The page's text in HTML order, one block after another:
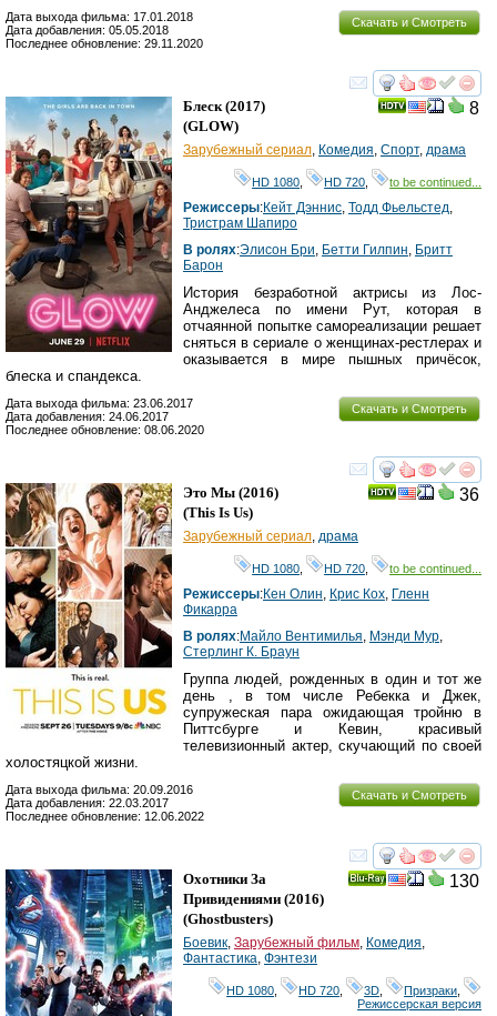
Скачать и Смотреть
Дата выхода фильма: 17.01.2018
Дата добавления: 05.05.2018
Последнее обновление: 29.11.2020
смотреть
8
Блеск(2017)
(GLOW)
Зарубежный сериал, Комедия, Спорт, драма
HD 1080 HD 720 to be continued...
Режиссеры:Кейт Дэннис, Тодд Фьельстед,
Тристрам Шапиро
В ролях:Элисон Бри, Бетти Гилпин, Бритт
Барон
История безработной актрисы из Лос-
Анджелеса по имени Рут, которая в
отчаянной попытке самореализации решает
сняться в сериале о женщинах-рестлерах и
оказывается в мире пышных причёсок,
блеска и спандекса.
Скачать и Смотреть
Дата выхода фильма: 23.06.2017
Дата добавления: 24.06.2017
Последнее обновление: 08.06.2020
смотреть
36
Это Мы (2016)
(This Is Us)
Зарубежный сериал, драма
HD 1080 HD 720 to be continued...
Режиссеры:Кен Олин, Крис Кох, Гленн
Фикарра
В ролях:Майло Вентимилья, Мэнди Мур,
Стерлинг К. Браун
Группа людей, рожденных в один и тот же
день , в том числе Ребекка и Джек,
супружеская пара ожидающая тройню в
Питтсбурге и Кевин, красивый
телевизионный актер, скучающий по своей
холостяцкой жизни.
Скачать и Смотреть
Дата выхода фильма: 20.09.2016
Дата добавления: 22.03.2017
Последнее обновление: 12.06.2022
смотреть
130
Охотники За
Привидениями (2016)
(Ghostbusters)
Боевик Зарубежный фильм Комедия
Фантастика Фэнтези
HD 1080 HD 720 3D Призраки
Режиссерская версия